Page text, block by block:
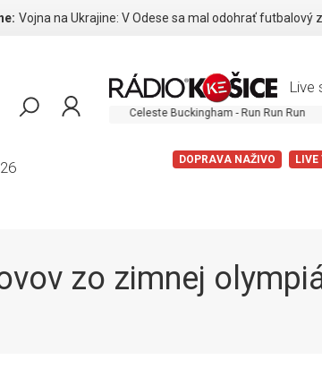
Live
Celeste Buckingham - Run Run Run
DOPRAVA NAŽIVO LIVE
zo zimnej